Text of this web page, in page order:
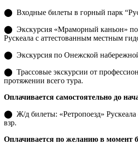
⬤ Входные билеты в горный парк
⬤ Экскурсия «Мраморный каньон» по
Рускеала с аттестованным местным
⬤ Экскурсия по Онежской
⬤ Трассовые экскурсии от
протяжении всего тура.
Оплачивается самостоятельно до
⬤ Ж/д билеты: «Ретропоезд» Рускеала
взр.
Оплачивается по желанию в момент